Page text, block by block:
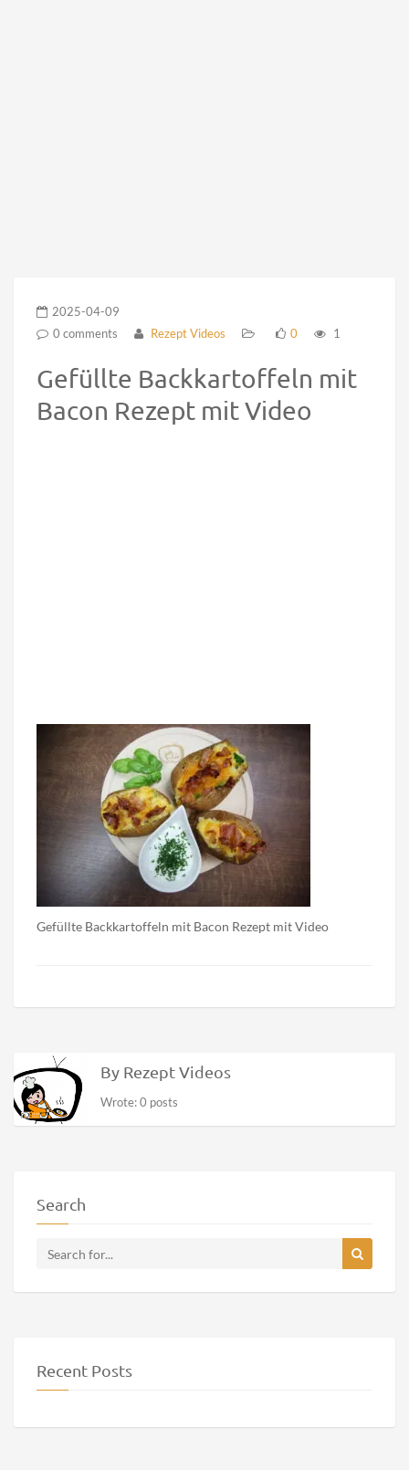
2025-04-09
0 comments
Rezept Videos 0 1
Gefüllte Backkartoffeln mit
Bacon Rezept mit Video
Gefüllte Backkartoffeln mit Bacon Rezept mit Video
By Rezept Videos
Wrote: 0 posts
Search
Recent Posts